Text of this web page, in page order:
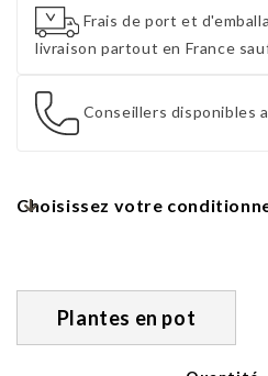
Frais de port et
livraison partout en France
Conseillers disponibles
Choisissez votre
Plantes en pot